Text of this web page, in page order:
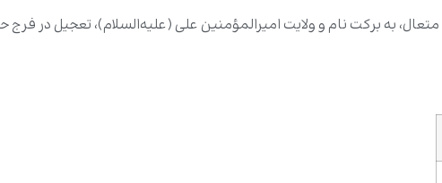
به برکت نام و ولایت امیرالمؤمنین علی (علیه‌السلام)، تعجیل در